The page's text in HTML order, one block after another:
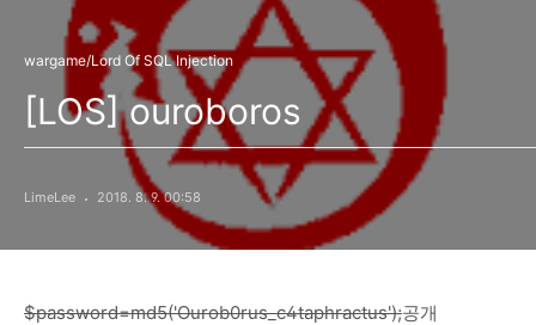
wargame/Lord Of SQL Injection
[LOS] ouroboros
LimeLee 2018. 8. 9. 00:58
$password=md5('Ourob0rus_c4taphractus');공개